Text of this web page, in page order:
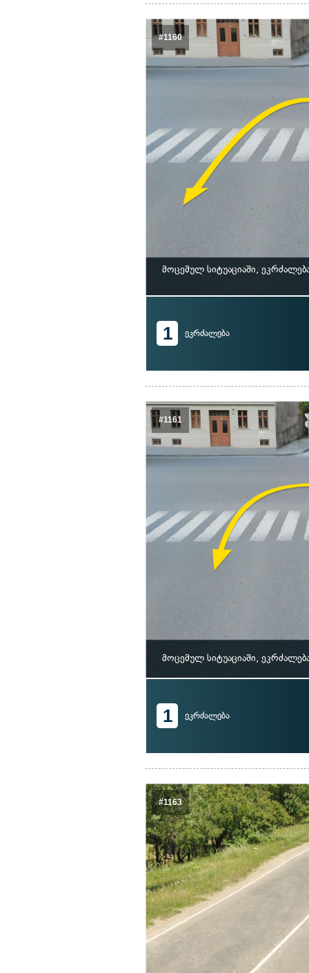
#1160
მოცემულ სიტუაციაში,
1 ეკრძალება
#1161
მოცემულ სიტუაციაში,
1 ეკრძალება
#1163